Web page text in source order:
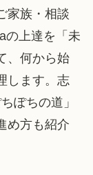
家族・相談
の上達を「未
、何から始
します。志
ぽちの道」
め方も紹介